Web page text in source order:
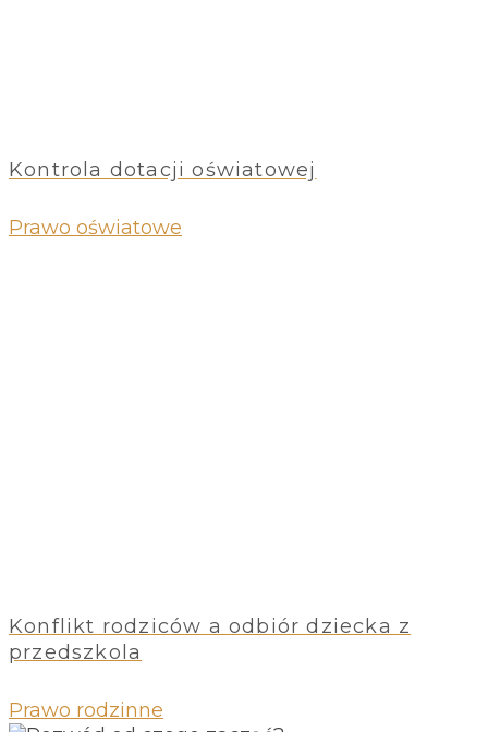
Kontrola dotacji oświatowej
Prawo oświatowe
Konflikt rodziców a odbiór dziecka z
przedszkola
Prawo rodzinne